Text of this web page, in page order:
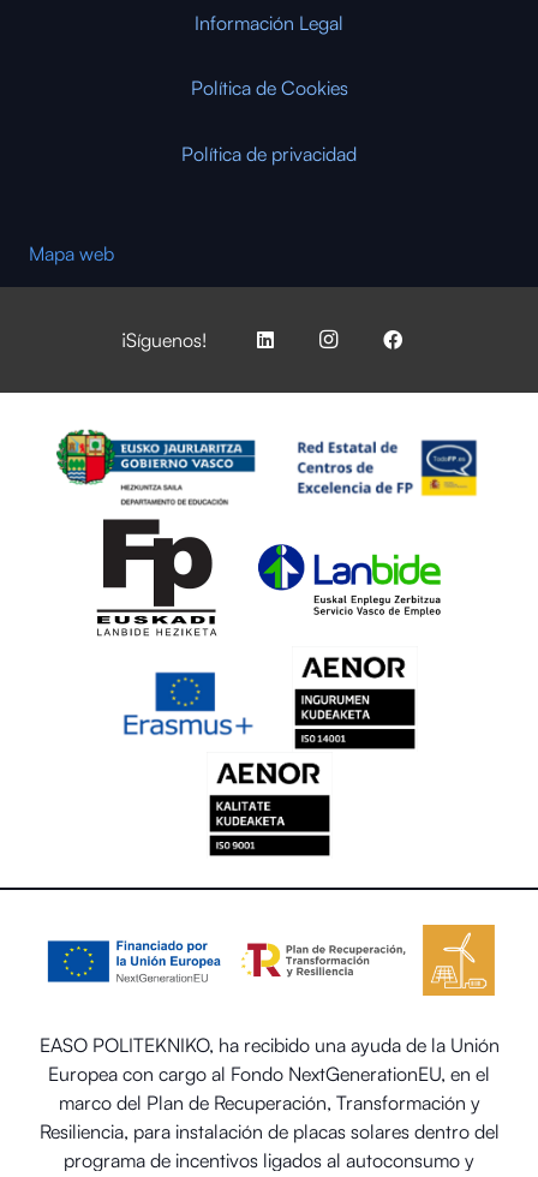
Información Legal
Política de Cookies
Política de privacidad
Mapa web
¡Síguenos!
EASO POLITEKNIKO, ha recibido una ayuda de la Unión
Europea con cargo al Fondo NextGenerationEU, en el
marco del Plan de Recuperación, Transformación y
Resiliencia, para instalación de placas solares dentro del
programa de incentivos ligados al autoconsumo y